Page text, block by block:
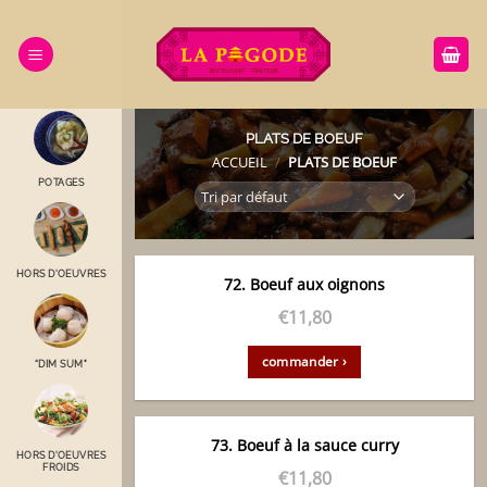
contenu
POTAGES
HORS D'OEUVRES
“DIM SUM"
HORS D'OEUVRES
FROIDS
PLATS DE BOEUF
ACCUEIL / PLATS DE BOEUF
72. Boeuf aux oignons
€11,80
commander ›
73. Boeuf à la sauce curry
€11,80